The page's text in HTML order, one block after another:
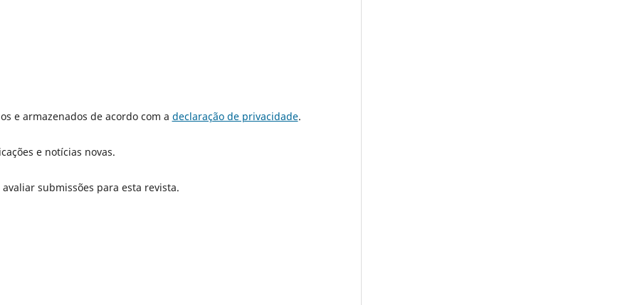
e armazenados de acordo com a declaração de privacidade.
e notícias novas.
submissões para esta revista.